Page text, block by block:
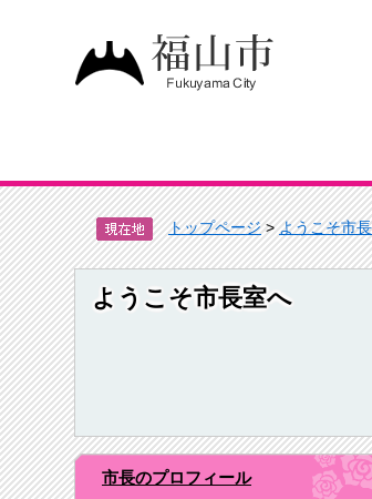
トップページ>ようこそ市
ようこそ市長室へ
市長のプロフィール